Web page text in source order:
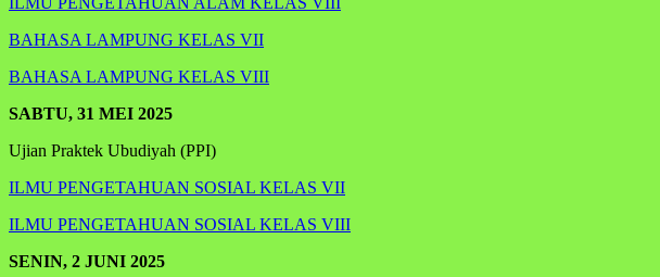
BAHASA LAMPUNG KELAS VII
BAHASA LAMPUNG KELAS VIII
SABTU, 31 MEI 2025
Ujian Praktek Ubudiyah (PPI)
ILMU PENGETAHUAN SOSIAL KELAS VII
ILMU PENGETAHUAN SOSIAL KELAS VIII
SENIN, 2 JUNI 2025